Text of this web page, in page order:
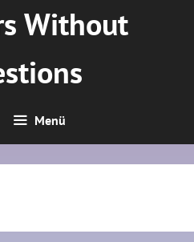
Without
Menü